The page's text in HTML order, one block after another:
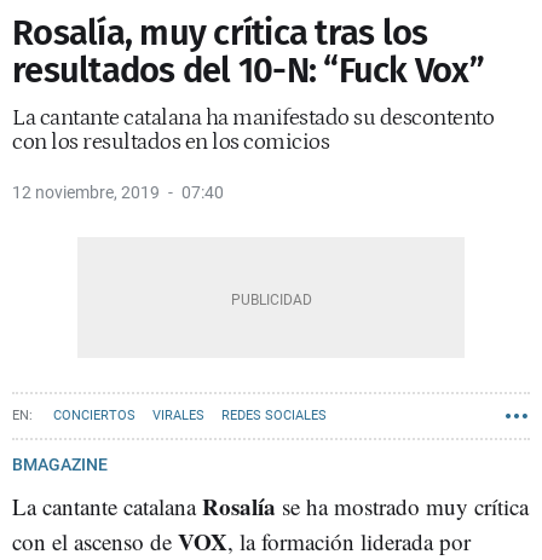
Rosalía, muy crítica tras los
resultados del 10-N: “Fuck Vox”
La cantante catalana ha manifestado su descontento
con los resultados en los comicios
12 noviembre, 2019 07:40
CONCIERTOS VIRALES REDES SOCIALES
BMAGAZINE
La cantante catalanaRosalía se ha mostrado muy crítica
con el ascenso de VOX, la formación liderada por